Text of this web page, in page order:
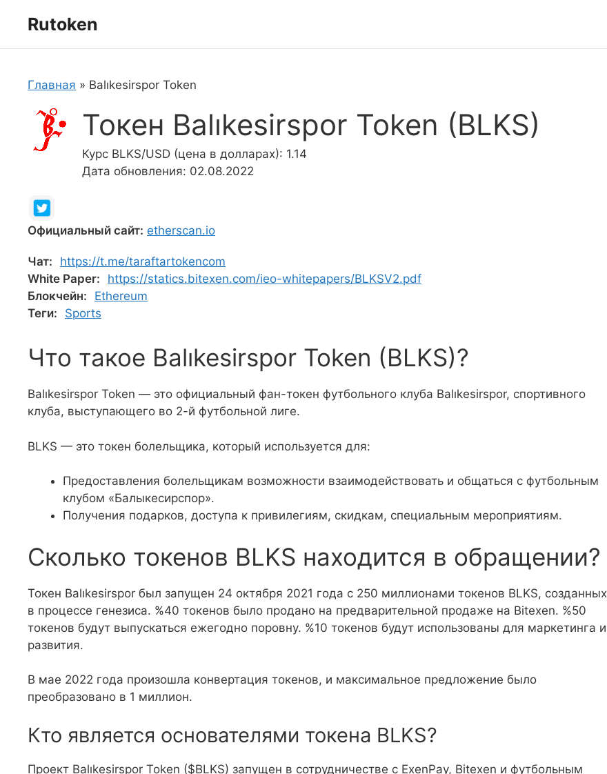
Rutoken
Главная » Balıkesirspor Token
Токен Balıkesirspor Token (BLKS)
Курс BLKS/USD (цена в долларах): 1.14
Дата обновления: 02.08.2022
Официальный сайт: etherscan.io
Чат:
https://t.me/taraftartokencom
White Paper:
https://statics.bitexen.com/ieo-whitepapers/BLKSV2.pdf
Блокчейн:
Ethereum
Теги:
Sports
Что такое Balıkesirspor Token (BLKS)?
Balıkesirspor Token — это официальный фан-токен футбольного клуба Balıkesirspor, спортивного
клуба, выступающего во 2-й футбольной лиге.
BLKS — это токен болельщика, который используется для:
Предоставления болельщикам возможности взаимодействовать и общаться с футбольным
клубом «Балыкесирспор».
Получения подарков, доступа к привилегиям, скидкам, специальным мероприятиям.
Сколько токенов BLKS находится в обращении?
Токен Balıkesirspor был запущен 24 октября 2021 года с 250 миллионами токенов BLKS, созданных
в процессе генезиса. %40 токенов было продано на предварительной продаже на Bitexen. %50
токенов будут выпускаться ежегодно поровну. %10 токенов будут использованы для маркетинга и
развития.
В мае 2022 года произошла конвертация токенов, и максимальное предложение было
преобразовано в 1 миллион.
Кто является основателями токена BLKS?
Проект Balıkesirspor Token ($BLKS) запущен в сотрудничестве с ExenPay, Bitexen и футбольным